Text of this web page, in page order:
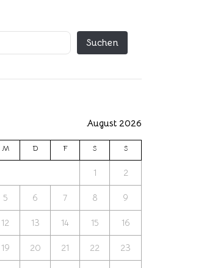
Suchen
August 2026
M D F S S
1 2
5 6 7 8 9
12 13 14 15 16
19 20 21 22 23